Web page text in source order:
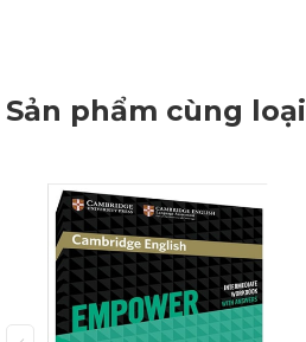
Sản phẩm cùng loại